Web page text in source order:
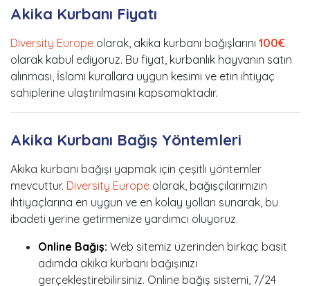
Akika Kurbanı Fiyatı
Diversity Europe olarak, akika kurbanı bağışlarını 100€
olarak kabul ediyoruz. Bu fiyat, kurbanlık hayvanın satın
alınması, İslami kurallara uygun kesimi ve etin ihtiyaç
sahiplerine ulaştırılmasını kapsamaktadır.
Akika Kurbanı Bağış Yöntemleri
Akika kurbanı bağışı yapmak için çeşitli yöntemler
mevcuttur. Diversity Europe olarak, bağışçılarımızın
ihtiyaçlarına en uygun ve en kolay yolları sunarak, bu
ibadeti yerine getirmenize yardımcı oluyoruz.
Online Bağış: Web sitemiz üzerinden birkaç basit
adımda akika kurbanı bağışınızı
gerçekleştirebilirsiniz. Online bağış sistemi, 7/24